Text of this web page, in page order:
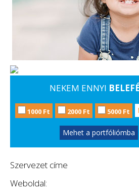
NEKEM ENNYI
1000 Ft 2000 Ft 5000 Ft
Mehet a portfóliómba
Szervezet címe
Weboldal: